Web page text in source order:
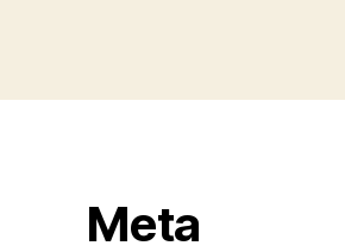
Meta